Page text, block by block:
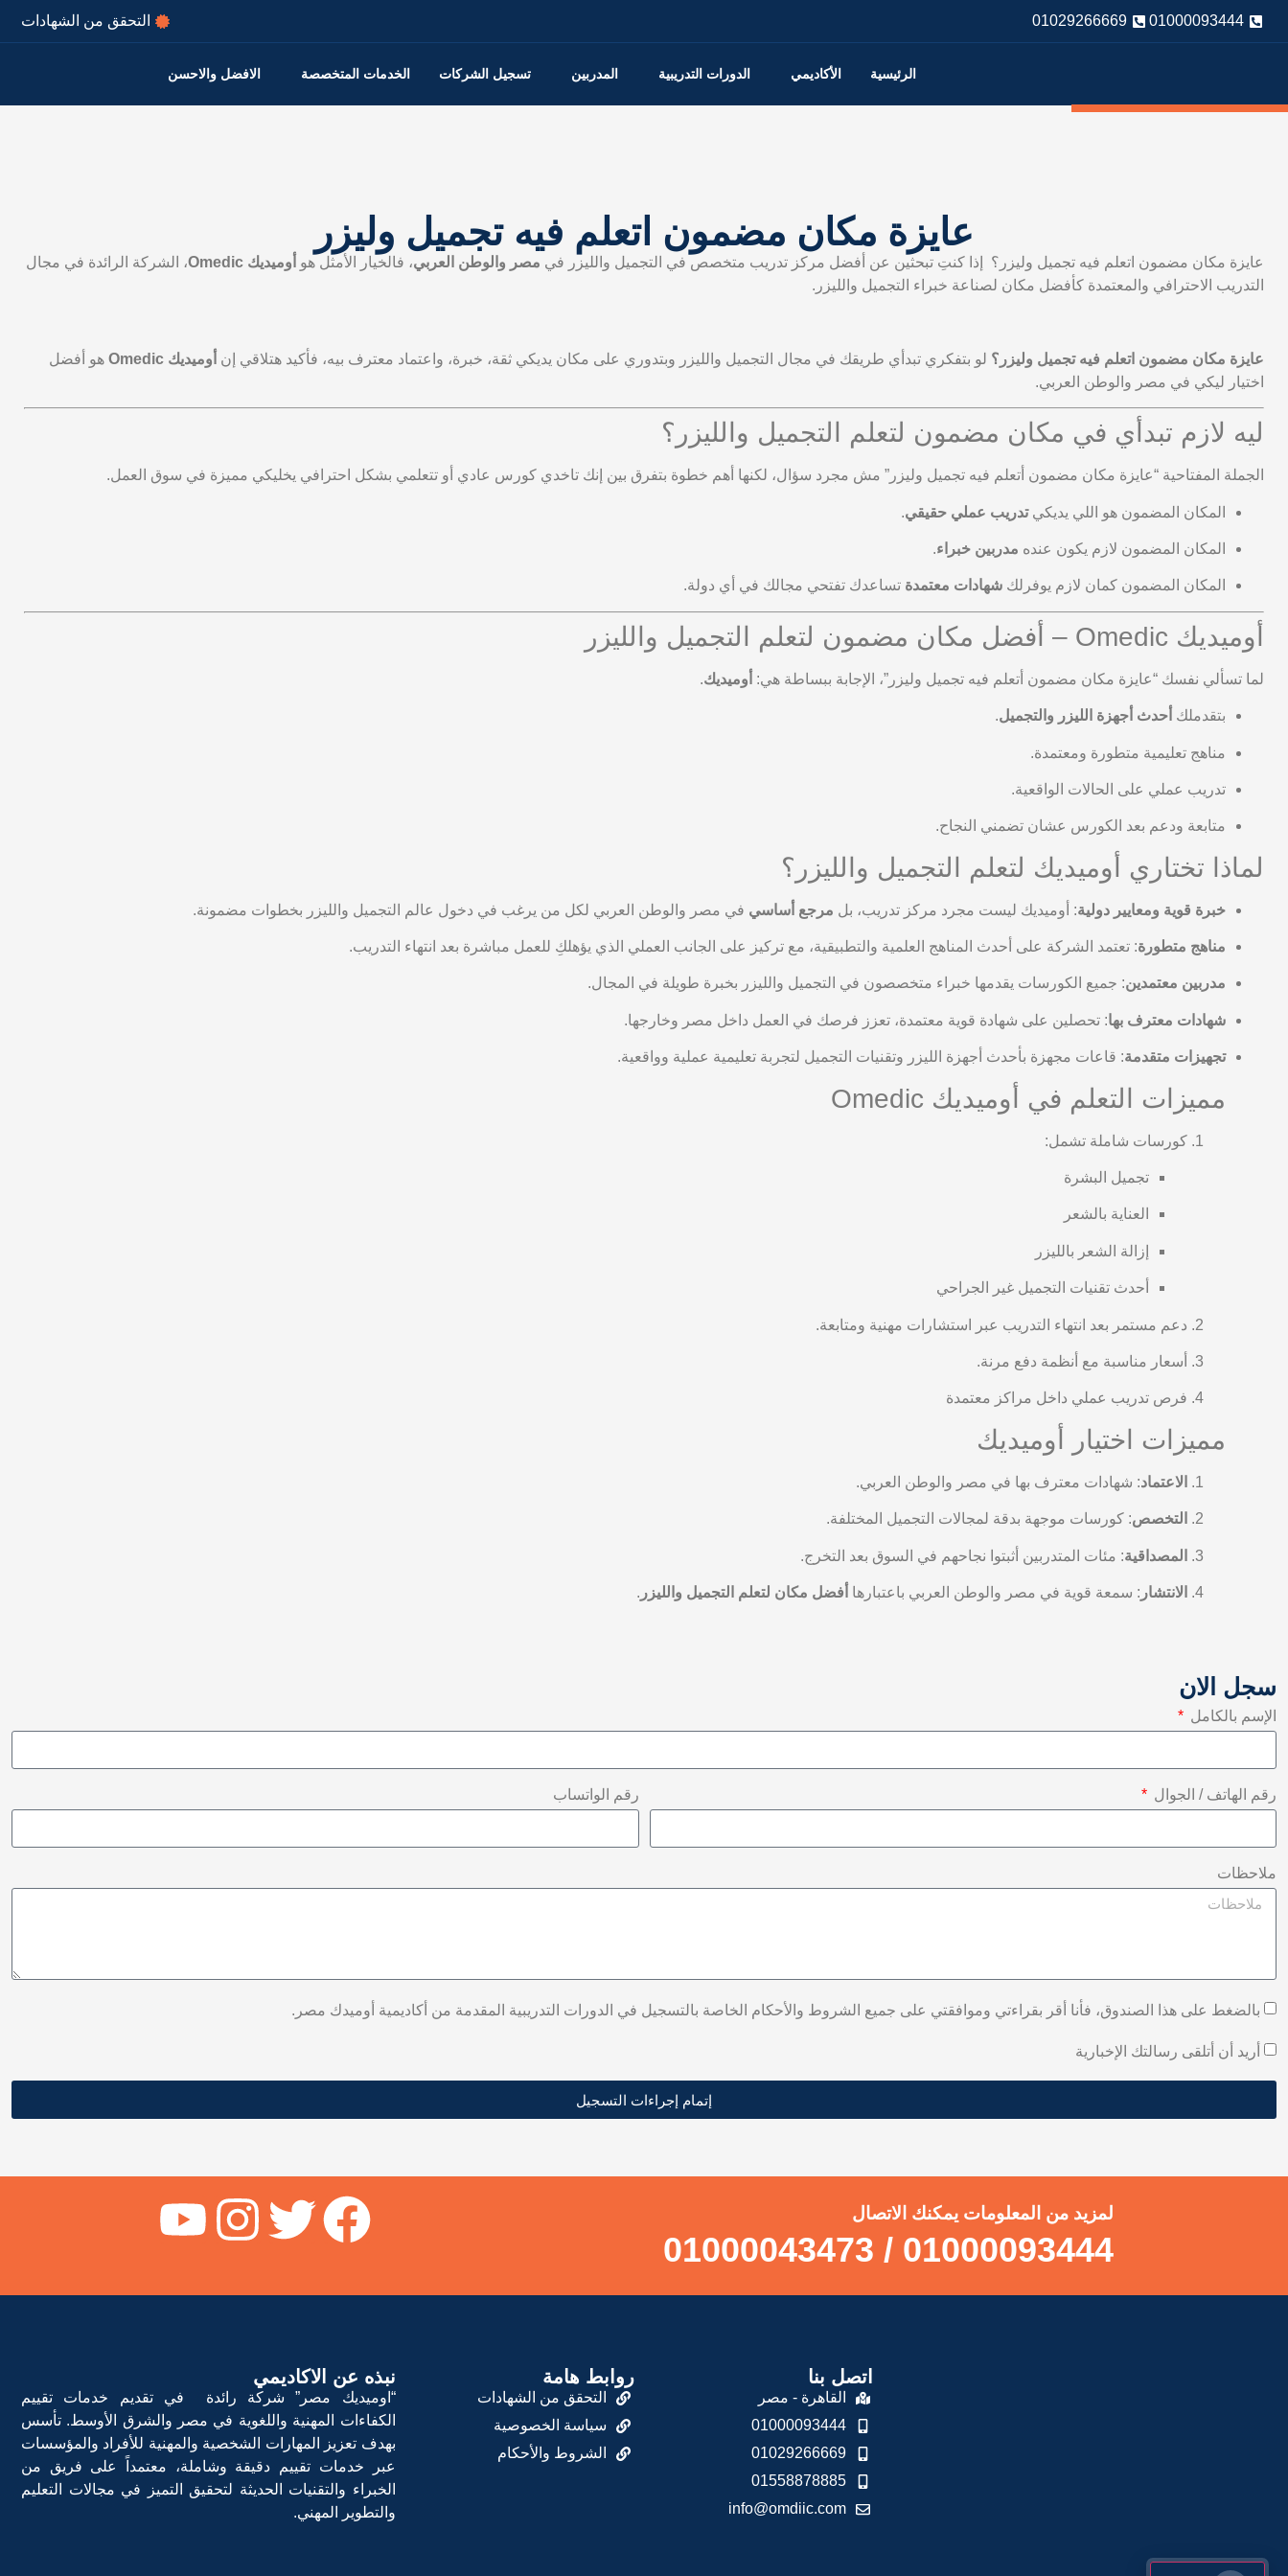
01000093444
01029266669 التحقق من الشهادات
الرئيسية الأكاديمي الدورات التدريبية المدربين تسجيل الشركات الخدمات المتخصصة الافضل والاحسن
عايزة مكان مضمون اتعلم فيه تجميل وليزر
عايزة مكان مضمون اتعلم فيه تجميل وليزر؟ إذا كنتِ تبحثين عن أفضل مركز تدريب متخصص في التجميل والليزر في مصر والوطن العربي، فالخيار الأمثل هو أوميديك Omedic
، الشركة الرائدة في مجال
التدريب الاحترافي والمعتمدة كأفضل مكان لصناعة خبراء التجميل والليزر.
عايزة مكان مضمون اتعلم فيه تجميل وليزر؟ لو بتفكري تبدأي طريقك في مجال التجميل والليزر وبتدوري على مكان يديكي ثقة، خبرة، واعتماد معترف بيه، فأكيد هتلاقي إن أوميديك Omedic
هو أفضل
اختيار ليكي في مصر والوطن العربي.
ليه لازم تبدأي في مكان مضمون لتعلم التجميل والليزر؟
الجملة المفتاحية “عايزة مكان مضمون أتعلم فيه تجميل وليزر” مش مجرد سؤال، لكنها أهم خطوة بتفرق بين إنك تاخدي كورس عادي أو تتعلمي بشكل احترافي يخليكي مميزة في سوق العمل.
المكان المضمون هو اللي يديكيتدريب عملي حقيقي.
المكان المضمون لازم يكون عنده مدربين خبراء.
المكان المضمون كمان لازم يوفرلك شهادات معتمدة تساعدك تفتحي مجالك في أي دولة.
أوميديك Omedic – أفضل مكان مضمون لتعلم التجميل والليزر
لما تسألي نفسك “عايزة مكان مضمون أتعلم فيه تجميل وليزر”، الإجابة ببساطة هي: أوميديك.
بتقدملك أحدث أجهزة الليزر والتجميل.
مناهج تعليمية متطورة ومعتمدة.
تدريب عملي على الحالات الواقعية.
متابعة ودعم بعد الكورس عشان تضمني النجاح.
لماذا تختاري أوميديك لتعلم التجميل والليزر؟
خبرة قوية ومعايير دولية: أوميديك ليست مجرد مركز تدريب، بل مرجع أساسي في مصر والوطن العربي لكل من يرغب في دخول عالم التجميل والليزر بخطوات مضمونة.
مناهج متطورة: تعتمد الشركة على أحدث المناهج العلمية والتطبيقية، مع تركيز على الجانب العملي الذي يؤهلكِ للعمل مباشرة بعد انتهاء التدريب.
مدربين معتمدين: جميع الكورسات يقدمها خبراء متخصصون في التجميل والليزر بخبرة طويلة في المجال.
شهادات معترف بها: تحصلين على شهادة قوية معتمدة، تعزز فرصك في العمل داخل مصر وخارجها.
تجهيزات متقدمة: قاعات مجهزة بأحدث أجهزة الليزر وتقنيات التجميل لتجربة تعليمية عملية وواقعية.
مميزات التعلم في أوميديك Omedic
كورسات شاملة تشمل:
تجميل البشرة
العناية بالشعر
إزالة الشعر بالليزر
أحدث تقنيات التجميل غير الجراحي
دعم مستمر بعد انتهاء التدريب عبر استشارات مهنية ومتابعة.
أسعار مناسبة مع أنظمة دفع مرنة.
فرص تدريب عملي داخل مراكز معتمدة
مميزات اختيار أوميديك
الاعتماد: شهادات معترف بها في مصر والوطن العربي.
التخصص: كورسات موجهة بدقة لمجالات التجميل المختلفة.
المصداقية: مئات المتدربين أثبتوا نجاحهم في السوق بعد التخرج.
الانتشار : سمعة قوية في مصر والوطن العربي باعتبارها أفضل مكان لتعلم التجميل والليزر .
سجل الان
الإسم بالكامل
رقم الهاتف / الجوال رقم الواتساب
ملاحظات
بالضغط على هذا الصندوق، فأنا أقر بقراءتي وموافقتي على جميع الشروط والأحكام الخاصة بالتسجيل في الدورات التدريبية المقدمة من أكاديمية أوميدك مصر.
أريد أن أتلقى رسالتك الإخبارية
إتمام إجراءات التسجيل
لمزيد من المعلومات يمكنك الاتصال
01000093444 / 01000043473
اتصل بنا
القاهرة - مصر
01000093444
01029266669
01558878885
info@omdiic.com
روابط هامة
التحقق من الشهادات
سياسة الخصوصية
الشروط والأحكام
نبذه عن الاكاديمي
“اوميديك مصر” شركة رائدة في تقديم خدمات تقييم
الكفاءات المهنية واللغوية في مصر والشرق الأوسط. تأسس
بهدف تعزيز المهارات الشخصية والمهنية للأفراد والمؤسسات
عبر خدمات تقييم دقيقة وشاملة، معتمداً على فريق من
الخبراء والتقنيات الحديثة لتحقيق التميز في مجالات التعليم
والتطوير المهني.